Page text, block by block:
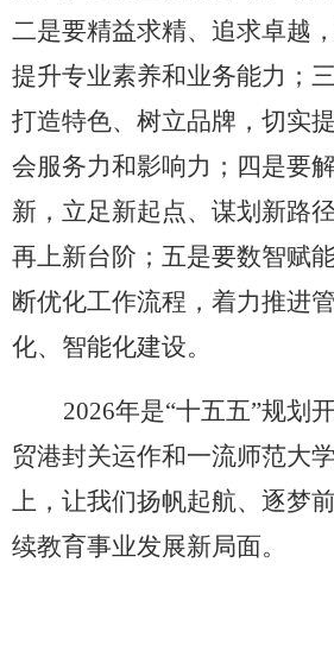
二是要精益求精、追求卓越
提升专业素养和业务能力；
打造特色、树立品牌，切实
会服务力和影响力；四是要
新，立足新起点、谋划新路
再上新台阶；五是要数智赋
断优化工作流程，着力推进
化、智能化建设。
2026年是“十五五”规划
贸港封关运作和一流师范大
上，让我们扬帆起航、逐梦
续教育事业发展新局面。